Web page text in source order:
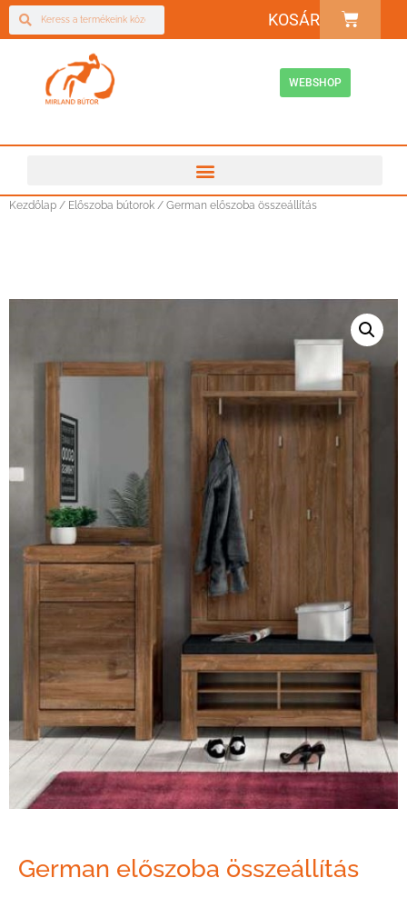
KOSÁR
WEBSHOP
Kezdőlap / Előszoba bútorok / German előszoba összeállítás
German előszoba összeállítás